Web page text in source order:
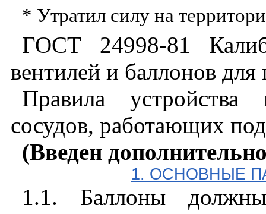
* Утратил силу на
ГОСТ 24998-81
вентилей и баллонов для
Правила устройства
сосудов, работающих
(Введен
1. ОСНОВНЫЕ
1.1. Баллоны должны